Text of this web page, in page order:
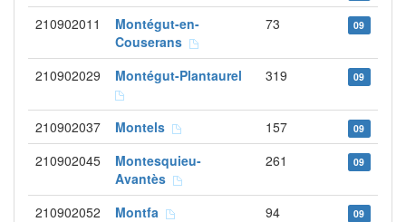
210902011
Montégut-en-
Couserans
73 09
210902029 Montégut-Plantaurel 319 09
210902037 Montels 157 09
210902045
Montesquieu-
Avantès
261 09
210902052 Montfa 94 09